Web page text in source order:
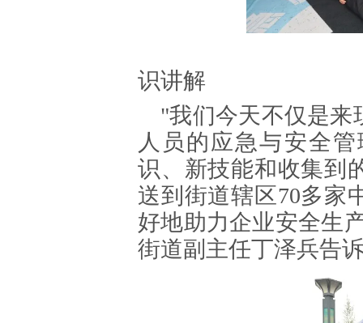
识讲解
"我们今天不仅是来
人员的应急与安全
识、新技能和收集到
送到街道辖区70多家
好地助力企业安全生
街道副主任丁泽兵告